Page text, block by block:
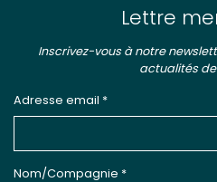
Lettre
Inscrivez-vous à notre
actualités de
Adresse email *
Nom/Compagnie *